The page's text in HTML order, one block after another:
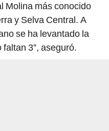
Molina más conocido
y Selva Central. A
se ha levantado la
3”, aseguró.